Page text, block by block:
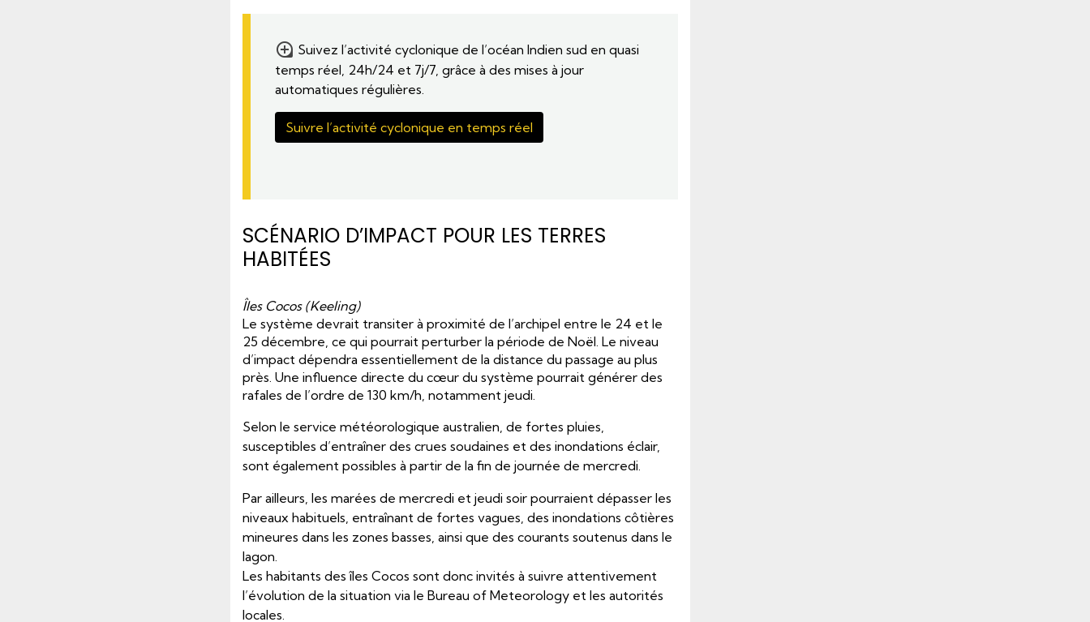
Suivez l’activité cyclonique de l’océan Indien sud en quasi
temps réel, 24h/24 et 7j/7, grâce à des mises à jour
automatiques régulières.
Suivre l’activité cyclonique en temps réel
SCÉNARIO D’IMPACT POUR LES TERRES
HABITÉES
Îles Cocos (Keeling)
Le système devrait transiter à proximité de l’archipel entre le 24 et le
25 décembre, ce qui pourrait perturber la période de Noël. Le niveau
d’impact dépendra essentiellement de la distance du passage au plus
près. Une influence directe du cœur du système pourrait générer des
rafales de l’ordre de 130 km/h, notamment jeudi.
Selon le service météorologique australien, de fortes pluies,
susceptibles d’entraîner des crues soudaines et des inondations éclair,
sont également possibles à partir de la fin de journée de mercredi.
Par ailleurs, les marées de mercredi et jeudi soir pourraient dépasser les
niveaux habituels, entraînant de fortes vagues, des inondations côtières
mineures dans les zones basses, ainsi que des courants soutenus dans le
lagon.
Les habitants des îles Cocos sont donc invités à suivre attentivement
l’évolution de la situation via le Bureau of Meteorology et les autorités
locales.